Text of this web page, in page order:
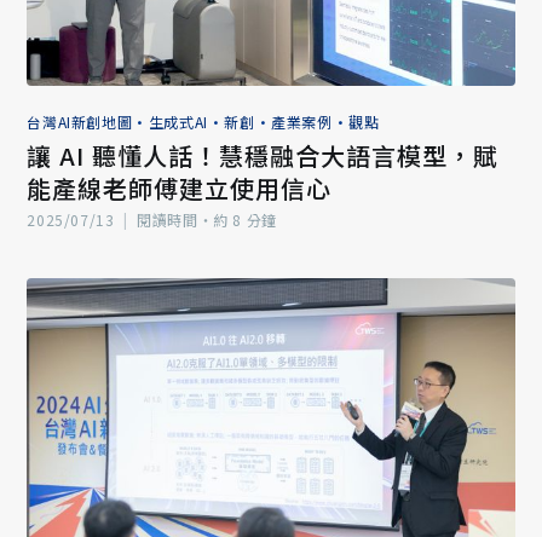
台灣AI新創地圖 • 生成式AI •新創 • 產業案例 •觀點
讓 AI 聽懂人話！慧穩融合大語言模型，賦
能產線老師傅建立使用信心
2025/07/13 | 閱讀時間‧約 8 分鐘